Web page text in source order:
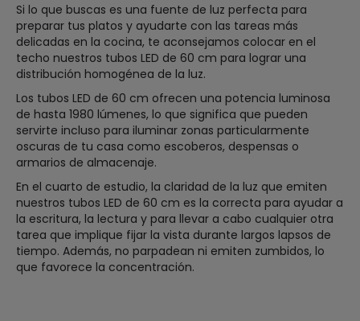
Si lo que buscas es una fuente de luz perfecta para
preparar tus platos y ayudarte con las tareas más
delicadas en la cocina, te aconsejamos colocar en el
techo nuestros tubos LED de 60 cm para lograr una
distribución homogénea de la luz.
Los tubos LED de 60 cm ofrecen una potencia luminosa
de hasta 1980 lúmenes, lo que significa que pueden
servirte incluso para iluminar zonas particularmente
oscuras de tu casa como escoberos, despensas o
armarios de almacenaje.
En el cuarto de estudio, la claridad de la luz que emiten
nuestros tubos LED de 60 cm es la correcta para ayudar a
la escritura, la lectura y para llevar a cabo cualquier otra
tarea que implique fijar la vista durante largos lapsos de
tiempo. Además, no parpadean ni emiten zumbidos, lo
que favorece la concentración.